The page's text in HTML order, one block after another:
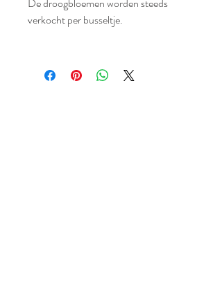
verkocht per busseltje.